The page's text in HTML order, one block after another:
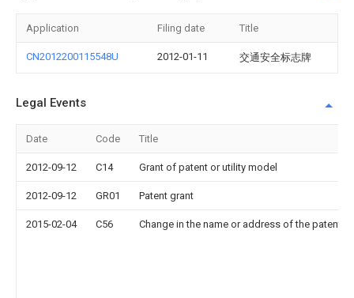
Application Filing date Title
CN2012200115548U 2012-01-11 交通安全标志牌
Legal Events
Date Code Title
2012-09-12 C14 Grant of patent or utility model
2012-09-12 GR01 Patent grant
2015-02-04 C56 Change in the name or address of the patentee